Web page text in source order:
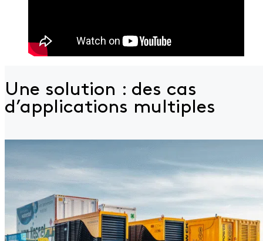
Une solution : des cas
d’applications multiples